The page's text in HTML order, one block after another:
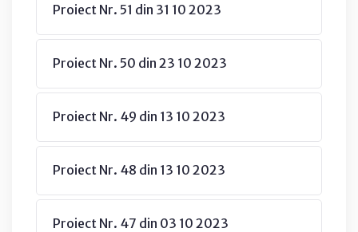
Proiect Nr. 51 din 31 10 2023
Proiect Nr. 50 din 23 10 2023
Proiect Nr. 49 din 13 10 2023
Proiect Nr. 48 din 13 10 2023
Proiect Nr. 47 din 03 10 2023